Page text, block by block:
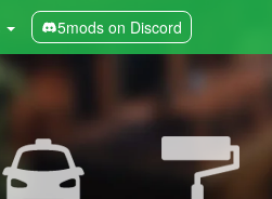
5mods on Discord